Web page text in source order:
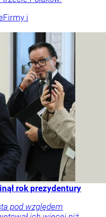
Firmy i
rok prezydentury
pod względem